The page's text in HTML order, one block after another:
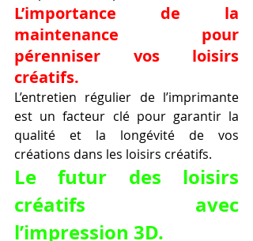
L’importance de la
maintenance pour
pérenniser vos loisirs
créatifs.
L’entretien régulier de l’imprimante
est un facteur clé pour garantir la
qualité et la longévité de vos
créations dans les loisirs créatifs.
Le futur des loisirs
créatifs avec
l’impression 3D.